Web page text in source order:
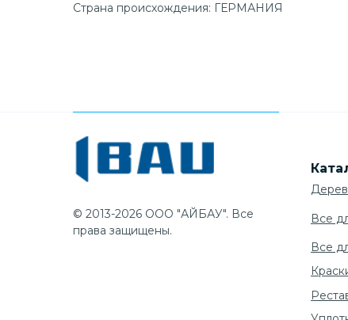
Страна происхождения: ГЕРМАНИЯ
Все
Все
© 2013-2026 ООО "АЙБАУ". Все
права защищены.